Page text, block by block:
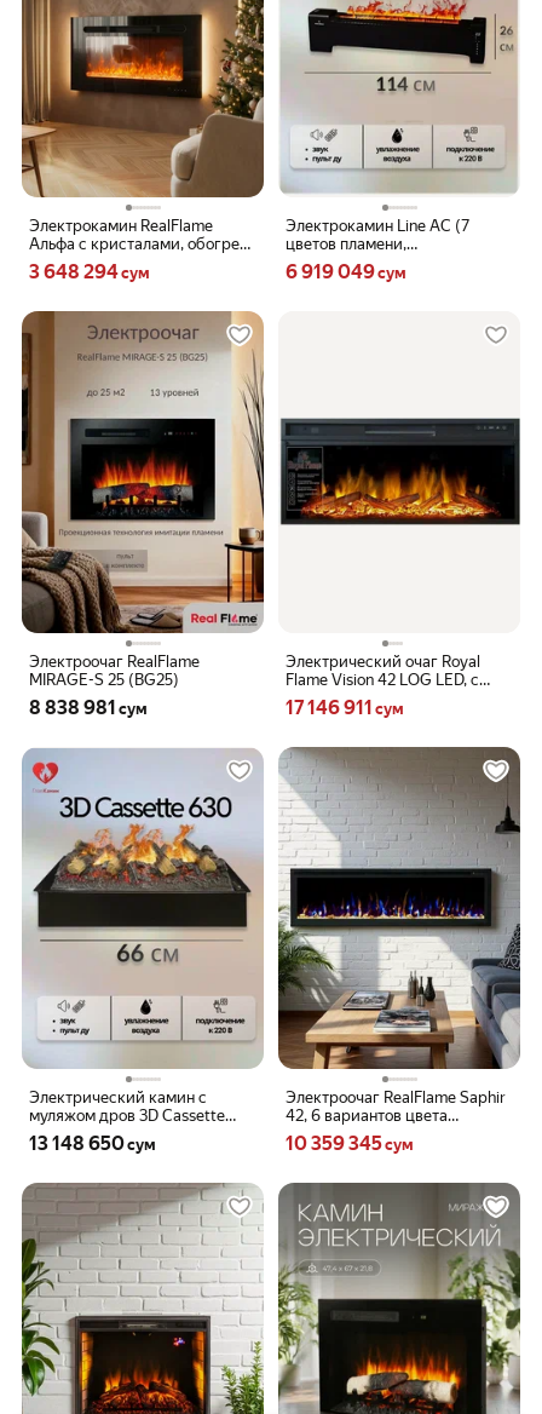
Электрокамин RealFlame
Альфа с кристалами, обогрев,
пульт ду, подвесной
Цена 3648294 сум вместо
3 648 294сум
Электрокамин Line AC (7
цветов пламени,
обогрев+увлажнение
воздуха)
Цена 6919049 сум вместо
6 919 049сум
Электроочаг RealFlame
MIRAGE-S 25 (BG25)
Цена 8838981 сум вместо
8 838 981 сум
Электрический очаг Royal
Flame Vision 42 LOG LED, с
пультом ДУ, черный
Цена 17146911 сум вместо
17 146 911 сум
Электрический камин с
муляжом дров 3D Cassette
630 (звуковой эффект,
дистанционное управление)
Цена 13148650 сум вместо
13 148 650сум
Электроочаг RealFlame Saphir
42, 6 вариантов цвета
пламени, обогрев, звуковой
эффект, пульт ду
Цена 10359345 сум вместо
10 359 345сум